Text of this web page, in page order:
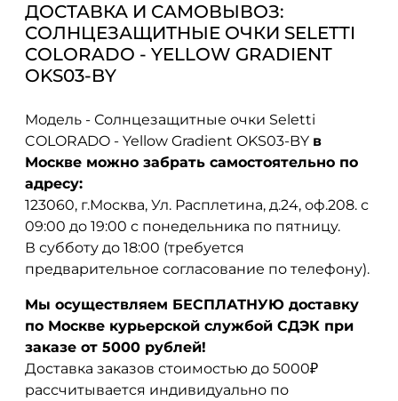
ДОСТАВКА И САМОВЫВОЗ:
СОЛНЦЕЗАЩИТНЫЕ ОЧКИ SELETTI
COLORADO - YELLOW GRADIENT
OKS03-BY
Модель - Солнцезащитные очки Seletti
COLORADO - Yellow Gradient OKS03-BY в
Москве можно забрать самостоятельно по
адресу:
123060, г.Москва, Ул. Расплетина, д.24, оф.208. с
09:00 до 19:00 с понедельника по пятницу.
В субботу до 18:00 (требуется
предварительное согласование по телефону).
Мы осуществляем БЕСПЛАТНУЮ доставку
по Москве курьерской службой СДЭК при
заказе от 5000 рублей!
Доставка заказов стоимостью до 5000₽
рассчитывается индивидуально по